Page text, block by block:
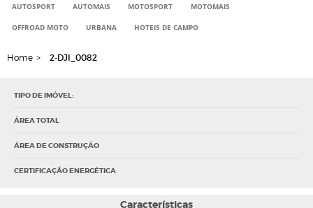
AUTOSPORT AUTOMAIS MOTOSPORT MOTOMAIS
OFFROAD MOTO URBANA HOTEIS DE CAMPO
Home > 2-DJI_0082
TIPO DE IMÓVEL:
ÁREA TOTAL
ÁREA DE CONSTRUÇÃO
CERTIFICAÇÃO ENERGÉTICA
Características